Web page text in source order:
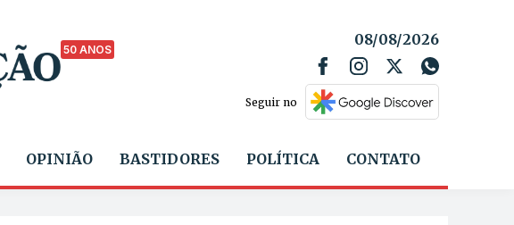
50 ANOS
08/08/2026
Seguir no
OPINIÃO BASTIDORES POLÍTICA CONTATO